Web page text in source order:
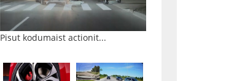
Pisut kodumaist actionit...